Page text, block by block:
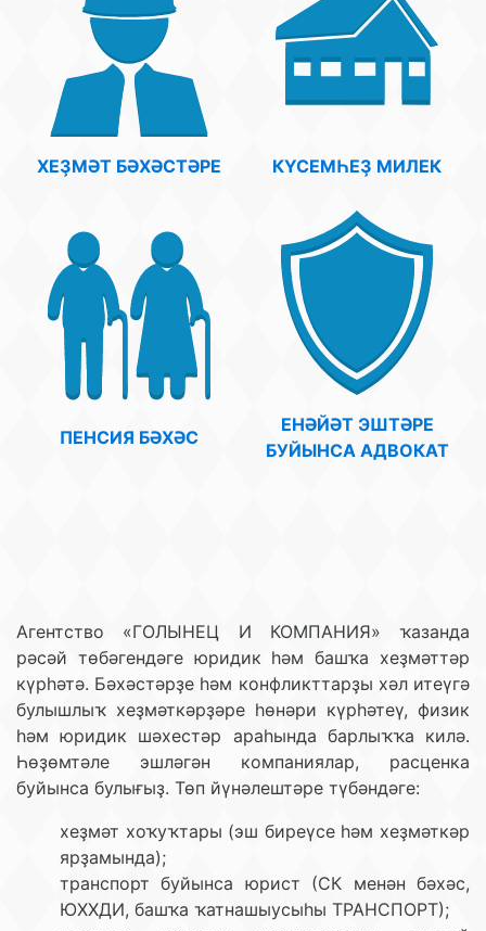
ХЕҘМӘТ БӘХӘСТӘРЕ КҮСЕМҺЕҘ МИЛЕК
ПЕНСИЯ БӘХӘС
ЕНӘЙӘТ ЭШТӘРЕ
БУЙЫНСА АДВОКАТ
Агентство «ГОЛЫНЕЦ И КОМПАНИЯ» ҡазанда
рәсәй төбәгендәге юридик һәм башҡа хеҙмәттәр
күрһәтә. Бәхәстәрҙе һәм конфликттарҙы хәл итеүгә
булышлыҡ хеҙмәткәрҙәре һөнәри күрһәтеү, физик
һәм юридик шәхестәр араһында барлыҡҡа килә.
Һөҙөмтәле эшләгән компаниялар, расценка
буйынса булығыҙ. Төп йүнәлештәре түбәндәге:
хеҙмәт хоҡуҡтары (эш биреүсе һәм хеҙмәткәр
ярҙамында);
транспорт буйынса юрист (СК менән бәхәс,
ЮХХДИ, башҡа ҡатнашыусыһы ТРАНСПОРТ);